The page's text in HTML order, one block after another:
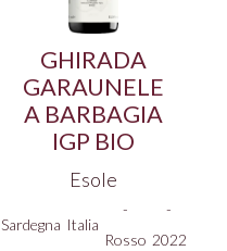
GHIRADA
GARAUNELE
A BARBAGIA
IGP BIO
Esole
Sardegna Italia
-
Rosso
-
2022